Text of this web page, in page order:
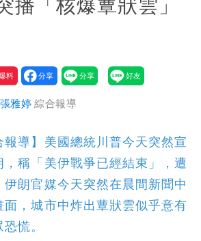
張雅婷 綜合報導
報導】美國總統川普今天突然宣
稱「美伊戰爭已經結束」，遭
朗官媒今天突然在晨間新聞中
，城市中炸出蕈狀雲似乎意有
慌。